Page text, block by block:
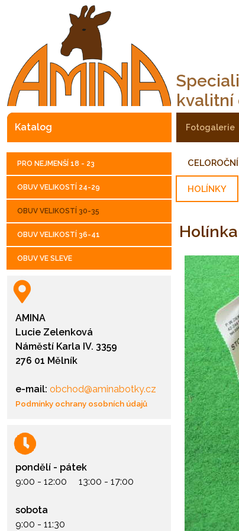
kvalitní
katalog fotogalerie
PRO NEJMENŠÍ 18 - 23
OBUV VELIKOSTÍ 24-29
OBUV VELIKOSTÍ 30-35
CELOROČNÍ
HOLÍNKY
OBUV VELIKOSTÍ 36-41
OBUV VE SLEVE
AMINA
Lucie Zelenková
Náměstí Karla IV. 3359
276 01 Mělník
e-mail: obchod@aminabotky.cz
Podmínky ochrany osobních údajů
pondělí - pátek
9:00 - 12:00 13:00 - 17:00
sobota
9:00 - 11:30